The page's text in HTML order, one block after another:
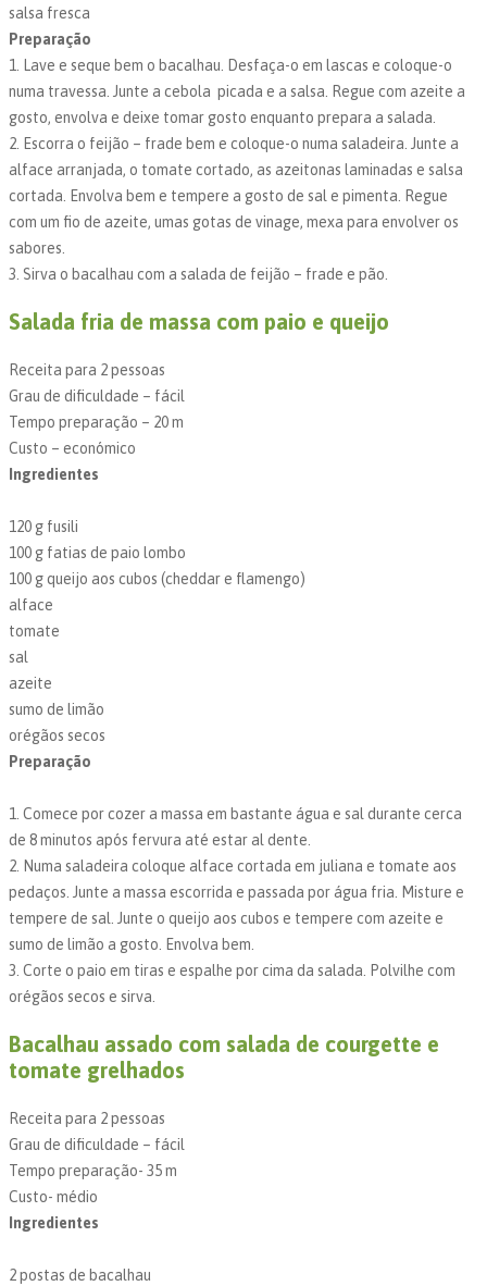
salsa fresca
Preparação
1. Lave e seque bem o bacalhau. Desfaça-o em lascas e coloque-o
numa travessa. Junte a cebola picada e a salsa. Regue com azeite a
gosto, envolva e deixe tomar gosto enquanto prepara a salada.
2. Escorra o feijão – frade bem e coloque-o numa saladeira. Junte a
alface arranjada, o tomate cortado, as azeitonas laminadas e salsa
cortada. Envolva bem e tempere a gosto de sal e pimenta. Regue
com um fio de azeite, umas gotas de vinage, mexa para envolver os
sabores.
3. Sirva o bacalhau com a salada de feijão – frade e pão.
Salada fria de massa com paio e queijo
Receita para 2 pessoas
Grau de dificuldade – fácil
Tempo preparação – 20 m
Custo – económico
Ingredientes
120 g fusili
100 g fatias de paio lombo
100 g queijo aos cubos (cheddar e flamengo)
alface
tomate
sal
azeite
sumo de limão
orégãos secos
Preparação
1. Comece por cozer a massa em bastante água e sal durante cerca
de 8 minutos após fervura até estar al dente.
2. Numa saladeira coloque alface cortada em juliana e tomate aos
pedaços. Junte a massa escorrida e passada por água fria. Misture e
tempere de sal. Junte o queijo aos cubos e tempere com azeite e
sumo de limão a gosto. Envolva bem.
3. Corte o paio em tiras e espalhe por cima da salada. Polvilhe com
orégãos secos e sirva.
Bacalhau assado com salada de courgette e
tomate grelhados
Receita para 2 pessoas
Grau de dificuldade – fácil
Tempo preparação- 35 m
Custo- médio
Ingredientes
2 postas de bacalhau